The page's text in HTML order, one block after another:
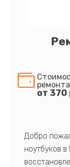
ремонта
от 370
Добро
ноутбуков